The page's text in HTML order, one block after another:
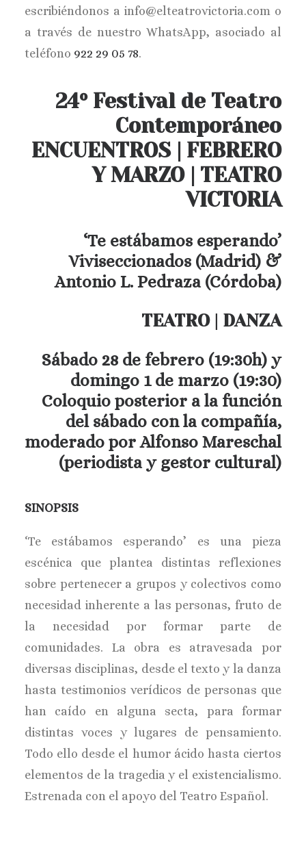
escribiéndonos a info@elteatrovictoria.com o
a través de nuestro WhatsApp, asociado al
teléfono 922 29 05 78.
24º Festival de Teatro
Contemporáneo
ENCUENTROS | FEBRERO
Y MARZO | TEATRO
VICTORIA
‘Te estábamos esperando’
Viviseccionados (Madrid) &
Antonio L. Pedraza (Córdoba)
TEATRO | DANZA
Sábado 28 de febrero (19:30h) y
domingo 1 de marzo (19:30)
Coloquio posterior a la función
del sábado con la compañía,
moderado por Alfonso Mareschal
(periodista y gestor cultural)
SINOPSIS
‘Te estábamos esperando’ es una pieza
escénica que plantea distintas reflexiones
sobre pertenecer a grupos y colectivos como
necesidad inherente a las personas, fruto de
la necesidad por formar parte de
comunidades. La obra es atravesada por
diversas disciplinas, desde el texto y la danza
hasta testimonios verídicos de personas que
han caído en alguna secta, para formar
distintas voces y lugares de pensamiento.
Todo ello desde el humor ácido hasta ciertos
elementos de la tragedia y el existencialismo.
Estrenada con el apoyo del Teatro Español.